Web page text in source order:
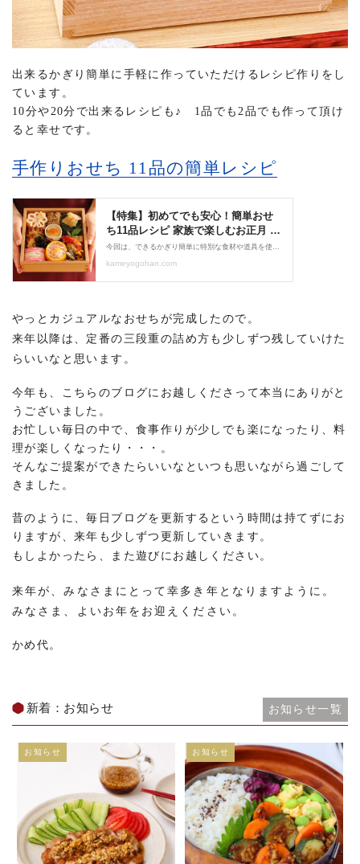
出来るかぎり簡単に手軽に作っていただけるレシピ作りをし
ています。
10分や20分で出来るレシピも♪ 1品でも2品でも作って頂け
ると幸せです。
手作りおせち 11品の簡単レシピ
やっとカジュアルなおせちが完成したので。
来年以降は、定番の三段重の詰め方も少しずつ残していけた
らいいなと思います。
今年も、こちらのブログにお越しくださって本当にありがと
うございました。
お忙しい毎日の中で、食事作りが少しでも楽になったり、料
理が楽しくなったり・・・。
そんなご提案ができたらいいなといつも思いながら過ごして
きました。
昔のように、毎日ブログを更新するという時間は持てずにお
りますが、来年も少しずつ更新していきます。
もしよかったら、また遊びにお越しください。
来年が、みなさまにとって幸多き年となりますように。
みなさま、よいお年をお迎えください。
かめ代。
新着：お知らせ お知らせ一覧
お知らせ お知らせ